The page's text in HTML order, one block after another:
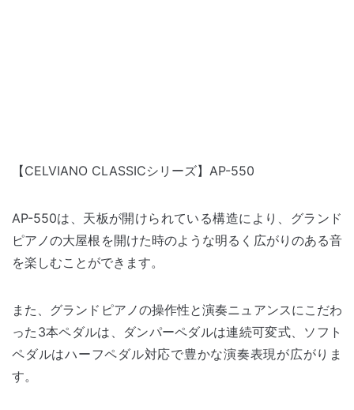
【CELVIANO CLASSICシリーズ】AP-550
AP-550は、天板が開けられている構造により、グランド
ピアノの大屋根を開けた時のような明るく広がりのある音
を楽しむことができます。
また、グランドピアノの操作性と演奏ニュアンスにこだわ
った3本ペダルは、ダンパーペダルは連続可変式、ソフト
ペダルはハーフペダル対応で豊かな演奏表現が広がりま
す。